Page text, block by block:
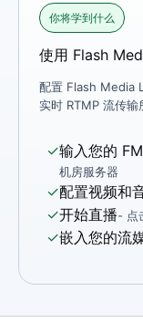
你将学到什么
使用 Flash
配置 Flash Media
实时 RTMP 流传输
✓输入您的
机房服务器
✓配置视频和
✓开始直播- 点
✓嵌入您的流